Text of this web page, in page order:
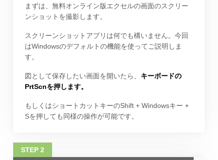
まずは、無料オンライン版エクセルの画面のスクリー
ンショットを撮影します。
スクリーンショットアプリは何でも構いません。今回
はWindowsのデフォルトの機能を使ってご説明しま
す。
図として保存したい画面を開いたら、 キーボードの
PrtScnを押します。
もしくはショートカットキーのShift + Windowsキー +
Sを押しても同様の操作が可能です。